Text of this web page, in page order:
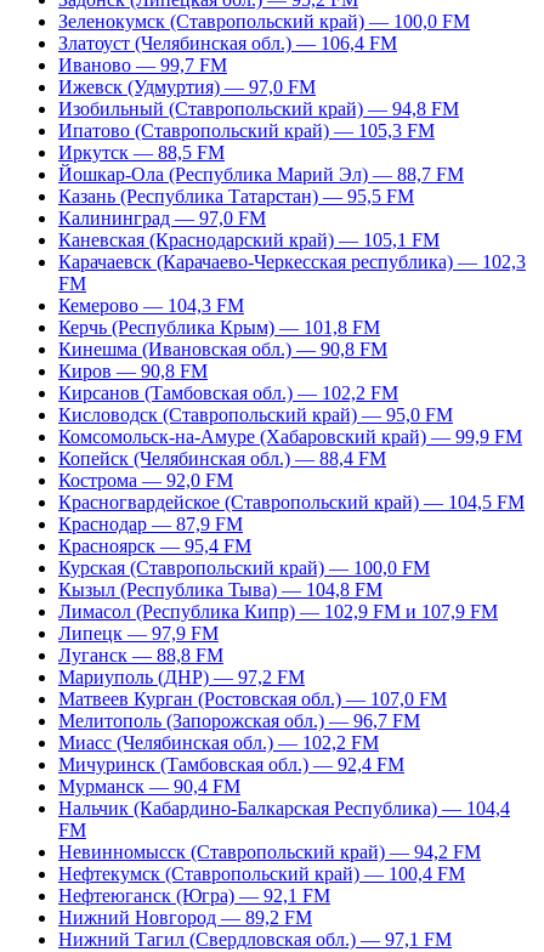
Зеленокумск (Ставропольский край) — 100,0 FM
Златоуст (Челябинская обл.) — 106,4 FM
Иваново — 99,7 FM
Ижевск (Удмуртия) — 97,0 FM
Изобильный (Ставропольский край) — 94,8 FM
Ипатово (Ставропольский край) — 105,3 FM
Иркутск — 88,5 FM
Йошкар-Ола (Республика Марий Эл) — 88,7 FM
Казань (Республика Татарстан) — 95,5 FM
Калининград — 97,0 FM
Каневская (Краснодарский край) — 105,1 FM
Карачаевск (Карачаево-Черкесская республика) — 102,3
FM
Кемерово — 104,3 FM
Керчь (Республика Крым) — 101,8 FM
Кинешма (Ивановская обл.) — 90,8 FM
Киров — 90,8 FM
Кирсанов (Тамбовская обл.) — 102,2 FM
Кисловодск (Ставропольский край) — 95,0 FM
Комсомольск-на-Амуре (Хабаровский край) — 99,9 FM
Копейск (Челябинская обл.) — 88,4 FM
Кострома — 92,0 FM
Красногвардейское (Ставропольский край) — 104,5 FM
Краснодар — 87,9 FM
Красноярск — 95,4 FM
Курская (Ставропольский край) — 100,0 FM
Кызыл (Республика Тыва) — 104,8 FM
Лимасол (Республика Кипр) — 102,9 FM и 107,9 FM
Липецк — 97,9 FM
Луганск — 88,8 FM
Мариуполь (ДНР) — 97,2 FM
Матвеев Курган (Ростовская обл.) — 107,0 FM
Мелитополь (Запорожская обл.) — 96,7 FM
Миасс (Челябинская обл.) — 102,2 FM
Мичуринск (Тамбовская обл.) — 92,4 FM
Мурманск — 90,4 FM
Нальчик (Кабардино-Балкарская Республика) — 104,4
FM
Невинномысск (Ставропольский край) — 94,2 FM
Нефтекумск (Ставропольский край) — 100,4 FM
Нефтеюганск (Югра) — 92,1 FM
Нижний Новгород — 89,2 FM
Нижний Тагил (Свердловская обл.) — 97,1 FM